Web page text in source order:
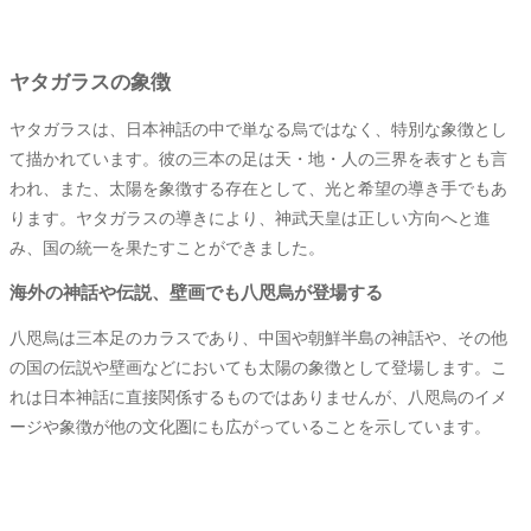
ヤタガラスの象徴
ヤタガラスは、日本神話の中で単なる烏ではなく、特別な象徴とし
て描かれています。彼の三本の足は天・地・人の三界を表すとも言
われ、また、太陽を象徴する存在として、光と希望の導き手でもあ
ります。ヤタガラスの導きにより、神武天皇は正しい方向へと進
み、国の統一を果たすことができました。
海外の神話や伝説、壁画でも八咫烏が登場する
八咫烏は三本足のカラスであり、中国や朝鮮半島の神話や、その他
の国の伝説や壁画などにおいても太陽の象徴として登場します。こ
れは日本神話に直接関係するものではありませんが、八咫烏のイメ
ージや象徴が他の文化圏にも広がっていることを示しています。